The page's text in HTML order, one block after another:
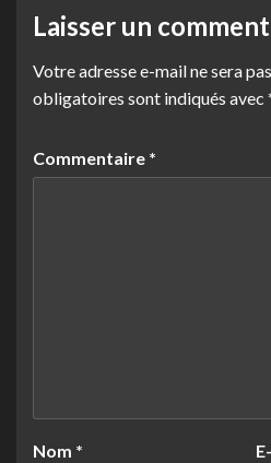
Laisser un
Votre adresse e-mail ne sera
obligatoires sont indiqués avec
Commentaire *
Nom *